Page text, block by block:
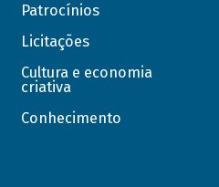
Patrocínios
Licitações
Cultura e economia
criativa
Conhecimento